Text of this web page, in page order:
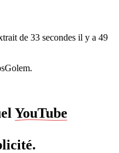
de 33 secondes il y a 49
YouTube